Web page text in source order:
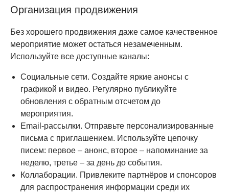
Организация продвижения
Без хорошего продвижения даже самое качественное
мероприятие может остаться незамеченным.
Используйте все доступные каналы:
Социальные сети. Создайте яркие анонсы с
графикой и видео. Регулярно публикуйте
обновления с обратным отсчетом до
мероприятия.
Email-рассылки. Отправьте персонализированные
письма с приглашением. Используйте цепочку
писем: первое – анонс, второе – напоминание за
неделю, третье – за день до события.
Коллаборации. Привлеките партнёров и спонсоров
для распространения информации среди их